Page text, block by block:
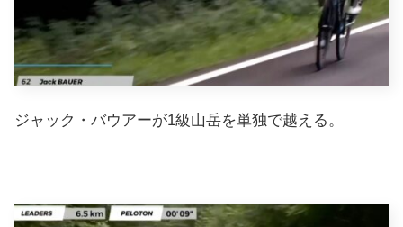
ジャック・バウアーが1級山岳を単独で越える。